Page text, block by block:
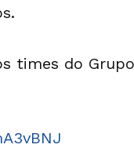
times do